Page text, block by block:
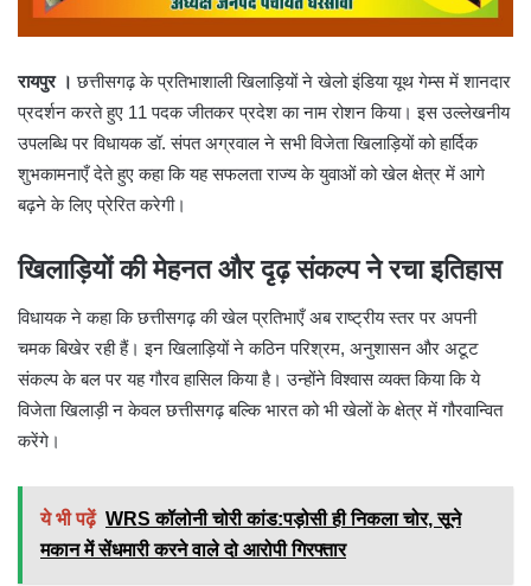
रायपुर । छत्तीसगढ़ के प्रतिभाशाली खिलाड़ियों ने खेलो इंडिया यूथ गेम्स में शानदार
प्रदर्शन करते हुए 11 पदक जीतकर प्रदेश का नाम रोशन किया। इस उल्लेखनीय
उपलब्धि पर विधायक डॉ. संपत अग्रवाल ने सभी विजेता खिलाड़ियों को हार्दिक
शुभकामनाएँ देते हुए कहा कि यह सफलता राज्य के युवाओं को खेल क्षेत्र में आगे
बढ़ने के लिए प्रेरित करेगी।
खिलाड़ियों की मेहनत और दृढ़ संकल्प ने रचा इतिहास
विधायक ने कहा कि छत्तीसगढ़ की खेल प्रतिभाएँ अब राष्ट्रीय स्तर पर अपनी
चमक बिखेर रही हैं। इन खिलाड़ियों ने कठिन परिश्रम, अनुशासन और अटूट
संकल्प के बल पर यह गौरव हासिल किया है। उन्होंने विश्वास व्यक्त किया कि ये
विजेता खिलाड़ी न केवल छत्तीसगढ़ बल्कि भारत को भी खेलों के क्षेत्र में गौरवान्वित
करेंगे।
ये भी पढ़ें WRS कॉलोनी चोरी कांड:पड़ोसी ही निकला चोर, सूने
मकान में सेंधमारी करने वाले दो आरोपी गिरफ्तार